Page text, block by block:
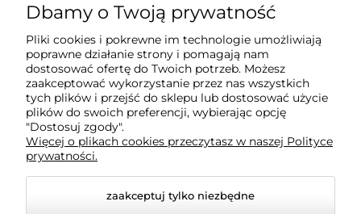
Pomoc
O nas
BADREX FHU S.C. Marcin Fuhl, Robert Fuhl | NIP:
7543081443 | REGON: 161576169
Dbamy o Twoją prywatność
Pliki cookies i pokrewne im technologie umożliwiają
poprawne działanie strony i pomagają nam
dostosować ofertę do Twoich potrzeb. Możesz
zaakceptować wykorzystanie przez nas wszystkich
tych plików i przejść do sklepu lub dostosować użycie
plików do swoich preferencji, wybierając opcję
"Dostosuj zgody".
Więcej o plikach cookies przeczytasz w naszej Polityce
prywatności.
zaakceptuj tylko niezbędne